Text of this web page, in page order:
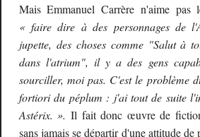
MaisEmmanuelCarrère n'aime pas
« faire dire à des personnages de
jupette, des choses comme "Salut à
dans l'atrium", il y a des gens
sourciller, moi pas. C'est le problème
fortiori du péplum : j'ai tout de suite
Astérix. ». Il fait donc œuvre de
sans jamais se départir d'une attitude de